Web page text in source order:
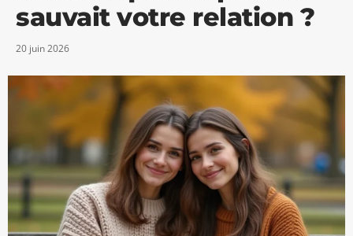
sauvait votre relation ?
20 juin 2026